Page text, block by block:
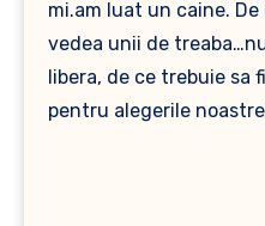
mi.am luat un caine. De
vedea unii de
libera, de ce trebuie sa
pentru alegerile